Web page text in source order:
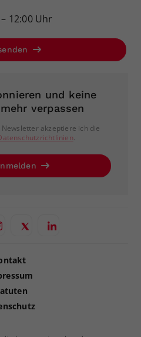
12:00 Uhr
und keine
verpassen
akzeptiere ich die
.